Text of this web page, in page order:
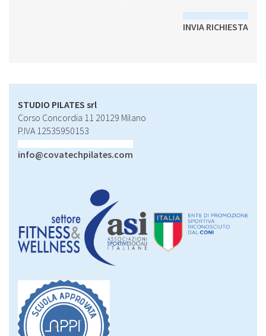
INVIA RICHIESTA
STUDIO PILATES srl
Corso Concordia 11 20129 Milano
P.IVA 12535950153
info@covatechpilates.com